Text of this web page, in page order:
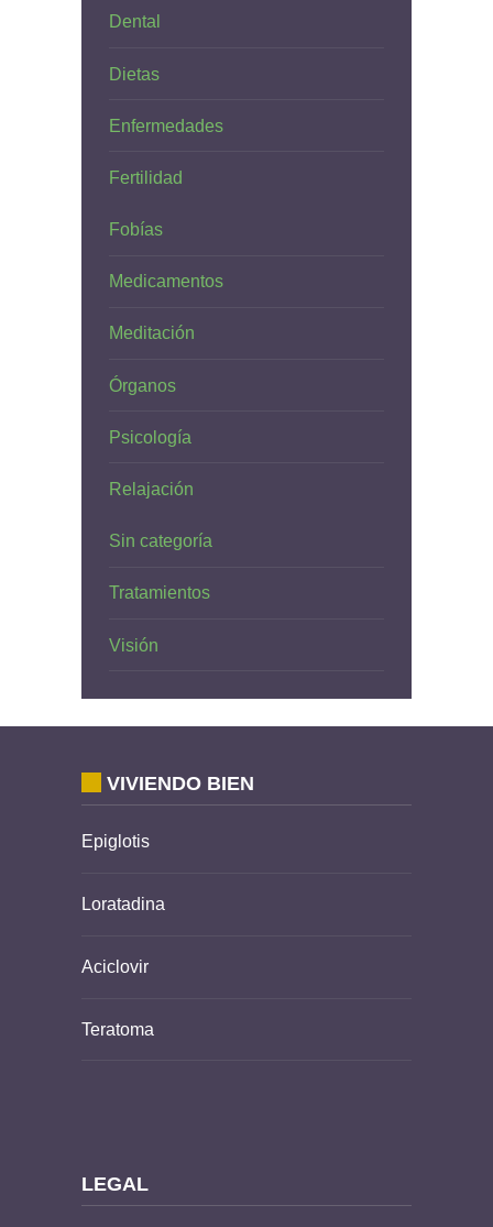
Dental
Dietas
Enfermedades
Fertilidad
Fobías
Medicamentos
Meditación
Órganos
Psicología
Relajación
Sin categoría
Tratamientos
Visión
VIVIENDO BIEN
Epiglotis
Loratadina
Aciclovir
Teratoma
LEGAL